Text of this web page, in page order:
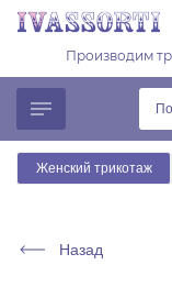
Производим
Женский трикотаж
Назад